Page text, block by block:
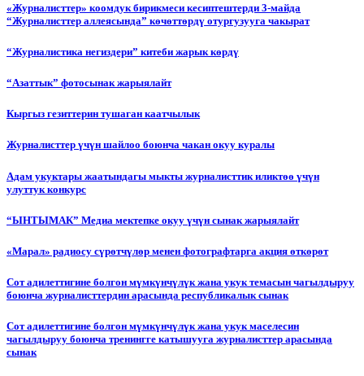
«Журналисттер» коомдук бирикмеси кесиптештерди 3-майда
“Журналисттер аллеясында” көчөттөрдү отургузууга чакырат
“Журналистика негиздери” китеби жарык көрдү
“Азаттык” фотосынак жарыялайт
Кыргыз гезиттерин тушаган каатчылык
Журналисттер үчүн шайлоо боюнча чакан окуу куралы
Адам укуктары жаатындагы мыкты журналисттик иликтөө үчүн
улуттук конкурс
“ЫНТЫМАК” Медиа мектепке окуу үчүн сынак жарыялайт
«Марал» радиосу сүрөтчүлөр менен фотографтарга акция өткөрөт
Сот адилеттигине болгон мүмкүнчүлүк жана укук темасын чагылдыруу
боюнча журналисттердин арасында республикалык сынак
Сот адилеттигине болгон мүмкүнчүлүк жана укук маселесин
чагылдыруу боюнча тренингге катышууга журналисттер арасында
сынак